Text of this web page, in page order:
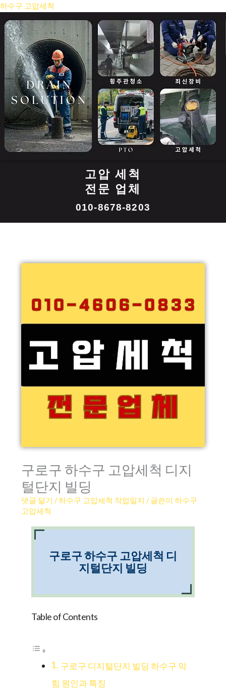
콘
츠
로
너
뛰
기
하수구 고압세척
고압 세척
전문 업체
010-8678-8203
구로구 하수구 고압세척 디지
털단지 빌딩
댓글 달기 /하수구 고압세척 작업일지 / 글쓴이하수구
고압세척
구로구 하수구 고압세척 디
지털단지 빌딩
Table of Contents
구로구 디지털단지 빌딩 하수구 막
힘 원인과 특징